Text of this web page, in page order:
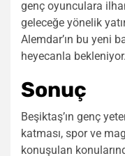
genç oyunculara
geleceğe yönelik
Alemdar’ın bu yeni
heyecanla bekleniyor.
Sonuç
Beşiktaş’ın genç
katması, spor ve
konuşulan